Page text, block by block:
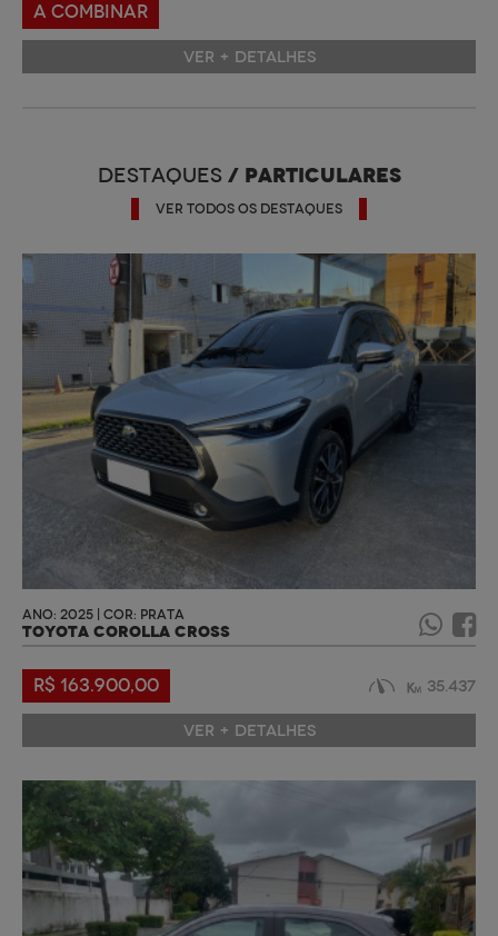
A COMBINAR
VER + DETALHES
DESTAQUES / PARTICULARES
VER TODOS OS DESTAQUES
ANO: 2025 | COR: PRATA
TOYOTA COROLLA CROSS
R$ 163.900,00 35.437
VER + DETALHES